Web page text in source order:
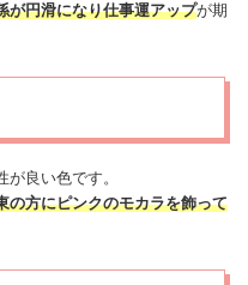
が円滑になり仕事運アップが期
良い色です。
の方にピンクのモカラを飾って